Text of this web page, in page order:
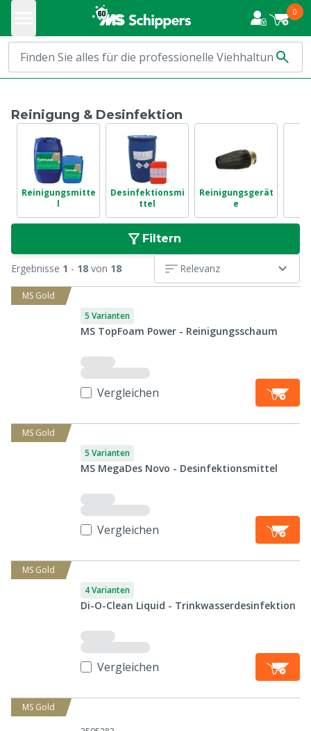
0
Reinigung & Desinfektion
Reinigungsmitte
l
Desinfektionsmi
ttel
Reinigungsgerät
e
Filtern
Ergebnisse 1 - 18 von 18 Relevanz
MS Gold
5 Varianten
MS TopFoam Power - Reinigungsschaum
Vergleichen
MS Gold
5 Varianten
MS MegaDes Novo - Desinfektionsmittel
Vergleichen
MS Gold
4 Varianten
Di-O-Clean Liquid - Trinkwasserdesinfektion
Vergleichen
MS Gold